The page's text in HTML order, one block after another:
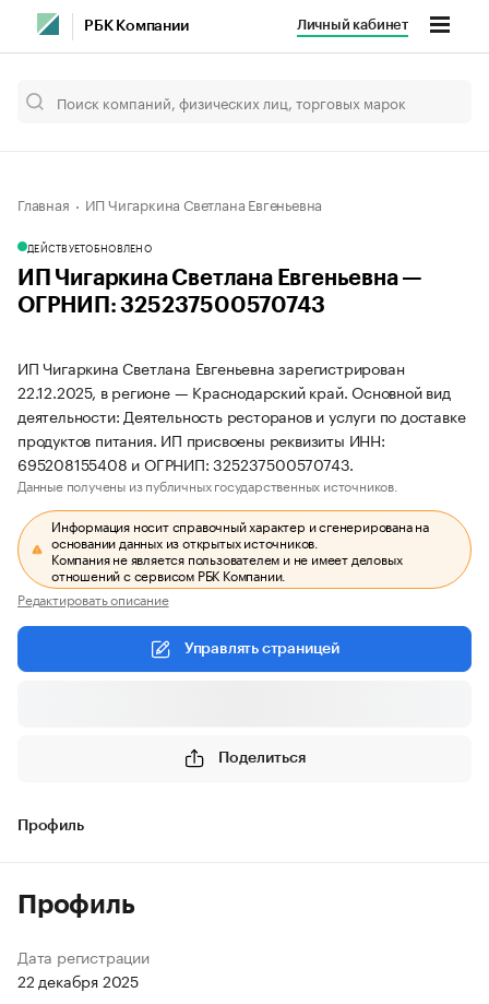
РБК Компании Личный кабинет
Главная ИП Чигаркина Светлана Евгеньевна
ДЕЙСТВУЕТОБНОВЛЕНО
ИП Чигаркина Светлана Евгеньевна —
ОГРНИП: 325237500570743
ИП Чигаркина Светлана Евгеньевна зарегистрирован
22.12.2025, в регионе — Краснодарский край. Основной вид
деятельности: Деятельность ресторанов и услуги по доставке
продуктов питания. ИП присвоены реквизиты ИНН:
695208155408 и ОГРНИП: 325237500570743.
Данные получены из публичных государственных источников.
Информация носит справочный характер и сгенерирована на
основании данных из открытых источников.
Компания не является пользователем и не имеет деловых
отношений с сервисом РБК Компании.
Редактировать описание
Управлять страницей
Поделиться
Профиль
Профиль
Дата регистрации
22 декабря 2025